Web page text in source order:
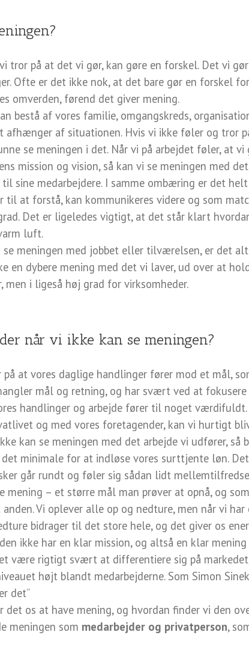
tror på at det vi gør, kan gøre en forskel. Det vi
Ofte er det ikke nok, at det bare gør en forskel
omverden, førend det giver mening.
bestå af vores familie, omgangskreds,
afhænger af situationen. Hvis vi ikke føler og tror
se meningen i det. Når vi på arbejdet føler, at
mission og vision, så kan vi se meningen med
sine medarbejdere. I samme ombæring er det
til at forstå, kan kommunikeres videre og som
Det er ligeledes vigtigt, at det står klart
luft.
se meningen med jobbet eller tilværelsen, er det
en dybere mening med det vi laver, ud over at
men i ligeså høj grad for virksomheder.
når vi ikke kan se meningen?
på at vores daglige handlinger fører mod et mål,
mål og retning, og har svært ved at
handlinger og arbejde fører til noget
og med vores foretagender, kan vi hurtigt
kan se meningen med det arbejde vi udfører,
det minimale for at indløse vores surttjente løn.
går rundt og føler sig sådan lidt
mening – et større mål man prøver at opnå, og
Vi oplever alle op og nedture, men når vi
bidrager til det store hele, og det giver os
ikke har en klar mission, og altså en klar
være rigtigt svært at differentiere sig på
højt blandt medarbejderne. Som Simon
det”
det os at have mening, og hvordan finder vi den
meningen som medarbejder og privatperson,